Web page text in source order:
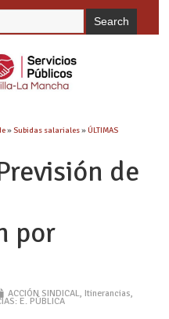
»Subidas salariales»ÚLTIMAS
de
por
ACCIÓN SINDICAL, Itinerancias,
E. PÚBLICA